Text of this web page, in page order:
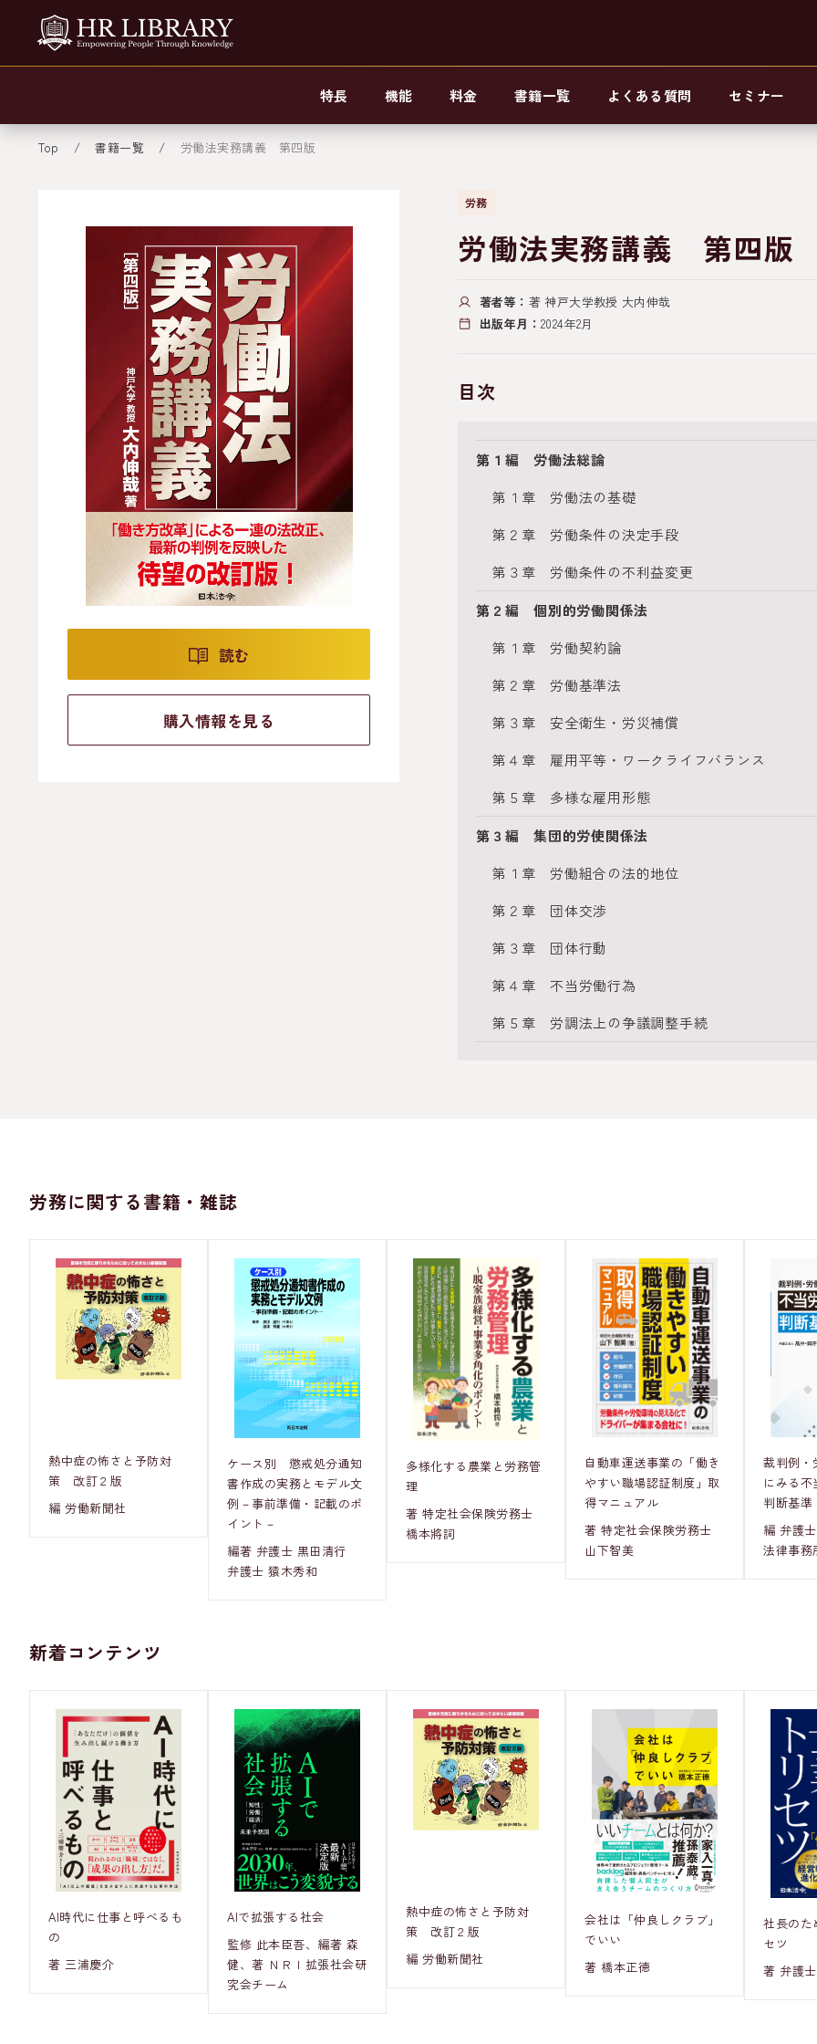
特長 機能 料金 書籍一覧 よくある質問 セミナー
Top 書籍一覧 労働法実務講義 第四版
読む
購入情報を見る
労務
労働法実務講義 第四版
著者等： 著 神戸大学教授 大内伸哉
出版年月： 2024年2月
目次
第１編 労働法総論
第１章 労働法の基礎
第２章 労働条件の決定手段
第３章 労働条件の不利益変更
第２編 個別的労働関係法
第１章 労働契約論
第２章 労働基準法
第３章 安全衛生・労災補償
第４章 雇用平等・ワークライフバランス
第５章 多様な雇用形態
第３編 集団的労使関係法
第１章 労働組合の法的地位
第２章 団体交渉
第３章 団体行動
第４章 不当労働行為
第５章 労調法上の争議調整手続
労務に関する書籍・雑誌
熱中症の怖さと予防対
策 改訂２版
編 労働新聞社
ケース別 懲戒処分通知
書作成の実務とモデル文
例－事前準備・記載のポ
イント－
編著 弁護士 黒田清行
弁護士 猿木秀和
多様化する農業と労務管
理
著 特定社会保険労務士
橋本將詞
自動車運送事業の「働き
やすい職場認証制度」取
得マニュアル
著 特定社会保険労務士
山下智美
裁判例・
にみる不
判断基準
編 弁護
法律事務
新着コンテンツ
AI時代に仕事と呼べるも
の
著 三浦慶介
AIで拡張する社会
監修 此本臣吾、編著 森
健、著 ＮＲＩ拡張社会研
究会チーム
熱中症の怖さと予防対
策 改訂２版
編 労働新聞社
会社は「仲良しクラブ」
でいい
著 橋本正徳
社長のた
セツ
著 弁護